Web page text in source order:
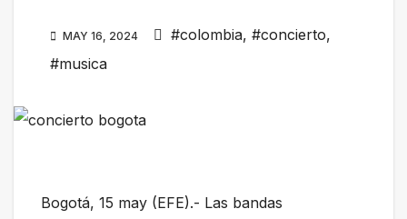
MAY 16, 2024 #colombia, #concierto,
#musica
Bogotá, 15 may (EFE).- Las bandas